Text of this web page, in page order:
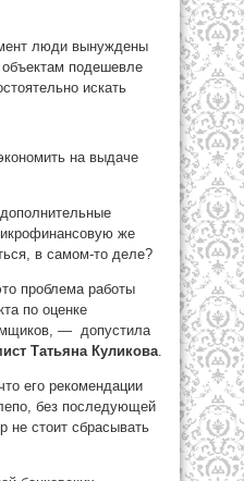
люди вынуждены
подешевле
искать
на выдаче
же
в самом-то деле?
проблема работы
по оценке
— ­ допустила
Татьяна Куликова.
его рекомендации
без последующей
не стоит сбрасывать